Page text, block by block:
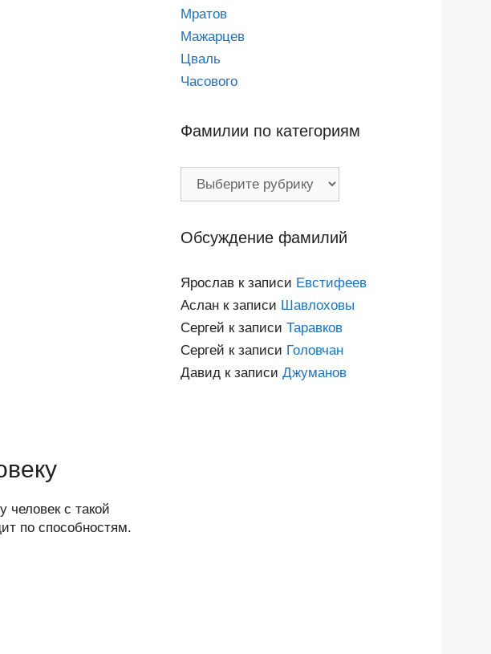
с такой
по способностям.
Мратов
Мажарцев
Цваль
Часового
Фамилии по категориям
Обсуждение фамилий
Ярослав к записи Евстифеев
Аслан к записи Шавлоховы
Сергей к записи Таравков
Сергей к записи Головчан
Давид к записи Джуманов